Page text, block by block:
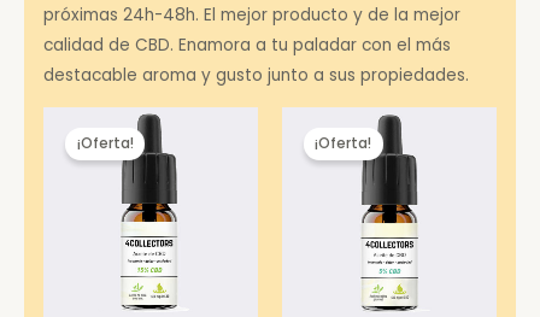
próximas 24h-48h. El mejor producto y de la mejor
calidad de CBD. Enamora a tu paladar con el más
destacable aroma y gusto junto a sus propiedades.
¡Oferta! ¡Oferta!